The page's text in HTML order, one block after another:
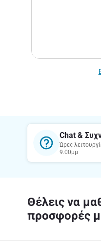
Chat &
Ώρες
9.00μμ
Θέλεις να
προσφορές